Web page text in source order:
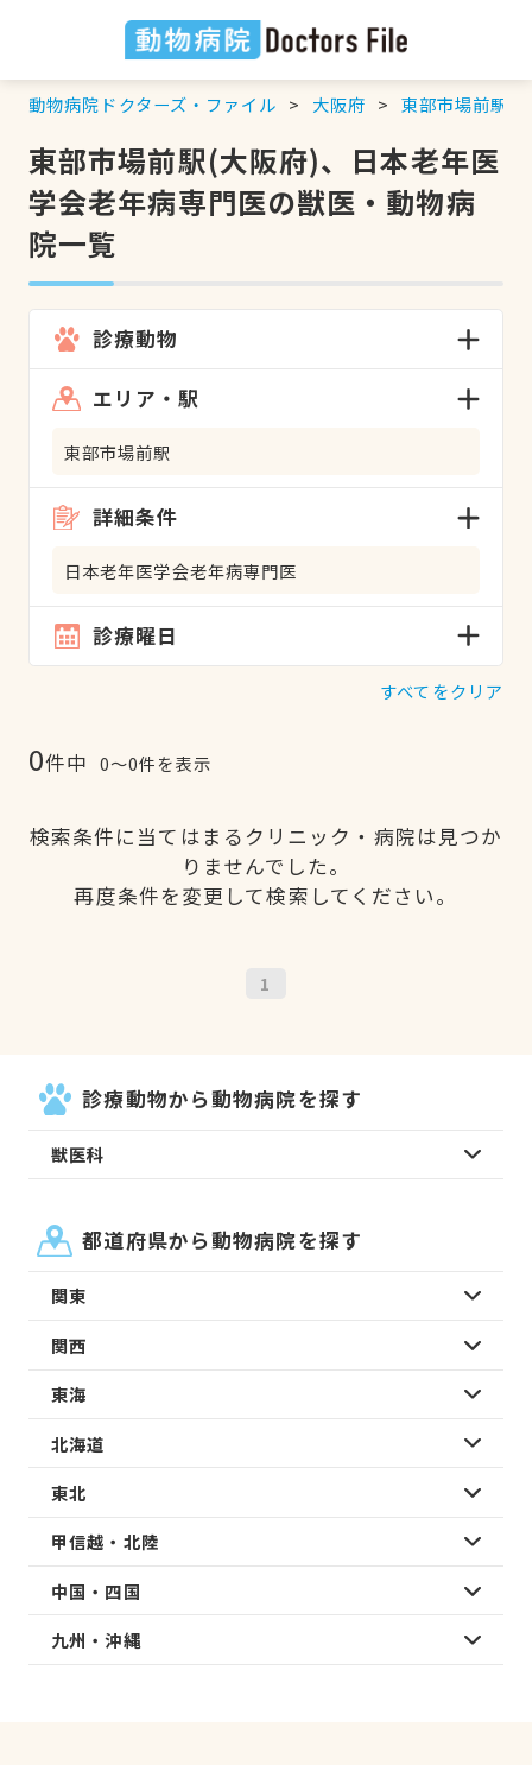
動物病院ドクターズ・ファイル 大阪府 東部市場前駅
東部市場前駅(大阪府)、日本老年医
学会老年病専門医の獣医・動物病
院一覧
診療動物
エリア・駅
東部市場前駅
詳細条件
日本老年医学会老年病専門医
診療曜日
すべてをクリア
0件中 0〜0件を表示
検索条件に当てはまるクリニック・病院は見つか
りませんでした。
再度条件を変更して検索してください。
1
診療動物から動物病院を探す
獣医科
都道府県から動物病院を探す
関東
関西
東海
北海道
東北
甲信越・北陸
中国・四国
九州・沖縄